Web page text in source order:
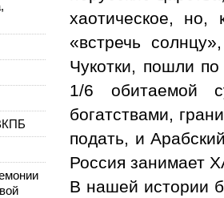
хаотическое, но,
«встречь
Чукотки, пошли
1/6 обитаемой
богатствами,
подать, и
Россия занимает
В нашей истории